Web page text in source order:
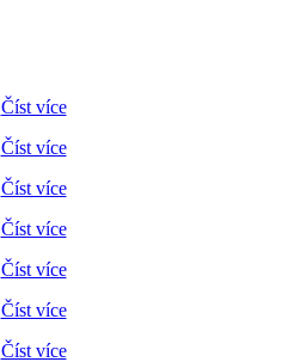
Číst více
Číst více
Číst více
Číst více
Číst více
Číst více
Číst více